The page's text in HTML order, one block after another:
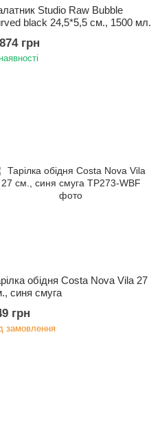
Studio Raw Bubble
black 24,5*5,5 см., 1500 мл.
грн
обідня Costa Nova Vila 27
синя смуга
грн
замовлення